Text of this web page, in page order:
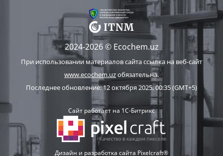
2024-2026 © Ecochem.uz
При использовании материалов сайта ссылка на веб-сайт
www.ecochem.uzобязательна.
Последнее обновление: 12 октября 2025, 00:35 (GMT+5)
Сайт работает на 1C-Битрикс
Дизайн и разработка сайта Pixelcraft®